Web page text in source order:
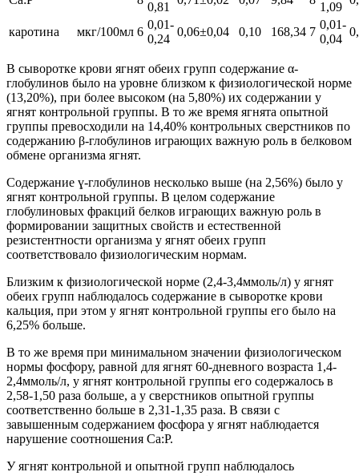
0,81 1,09
каротина мкг/100мл 6
0,01-
0,24
0,06±0,04 0,10 168,34 7
0,01-
0,04
В сыворотке крови ягнят обеих групп содержание α-
глобулинов было на уровне близком к физиологической норме
(13,20%), при более высоком (на 5,80%) их содержании у
ягнят контрольной группы. В то же время ягнята опытной
группы превосходили на 14,40% контрольных сверстников по
содержанию β-глобулинов играющих важную роль в белковом
обмене организма ягнят.
Содержание ɣ-глобулинов несколько выше (на 2,56%) было у
ягнят контрольной группы. В целом содержание
глобулиновых фракций белков играющих важную роль в
формировании защитных свойств и естественной
резистентности организма у ягнят обеих групп
соответствовало физиологическим нормам.
Близким к физиологической норме (2,4-3,4ммоль/л) у ягнят
обеих групп наблюдалось содержание в сыворотке крови
кальция, при этом у ягнят контрольной группы его было на
6,25% больше.
В то же время при минимальном значении физиологическом
нормы фосфору, равной для ягнят 60-дневного возраста 1,4-
2,4ммоль/л, у ягнят контрольной группы его содержалось в
2,58-1,50 раза больше, а у сверстников опытной группы
соответственно больше в 2,31-1,35 раза. В связи с
завышенным содержанием фосфора у ягнят наблюдается
нарушение соотношения Са:Р.
У ягнят контрольной и опытной групп наблюдалось